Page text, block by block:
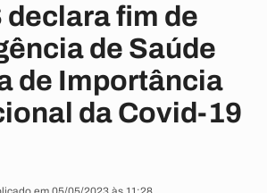
declara fim de
de Saúde
de Importância
da Covid-19